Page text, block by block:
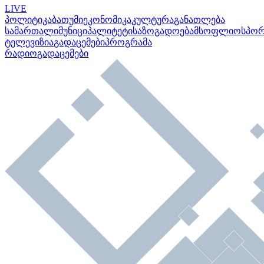
LIVE
პოლიტიკაბათუმიეკონომიკაკულტურაგანათლება
სამართალიმუნიციპალიტეტისაზოგადოებამსოფლიო
ტელევიზიაგადაცემებიპროგრამა
რადიოგადაცემები